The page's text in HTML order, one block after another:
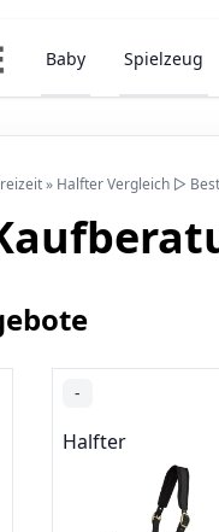
Baby Spielzeug
» Halfter Vergleich ▷
-
Halfter